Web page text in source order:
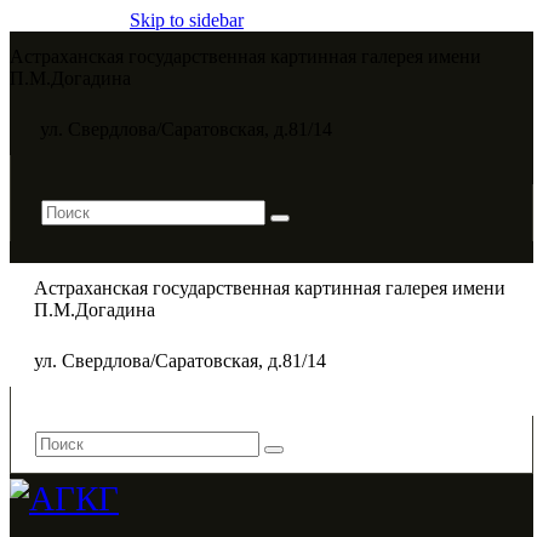
Skip to sidebar
Астраханская государственная картинная галерея имени
П.М.Догадина​
ул. Свердлова/Саратовская, д.81/14